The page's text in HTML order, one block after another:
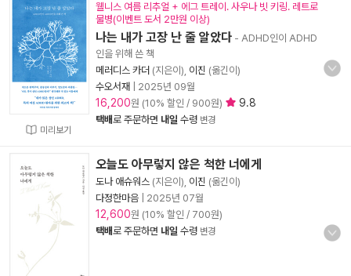
미리보기
웰니스 여름 리추얼 + 에그 트레이. 사우나 빗 키링. 레트로
물병(이벤트 도서 2만원 이상)
나는 내가 고장 난 줄 알았다 - ADHD인이 ADHD
인을 위해 쓴 책
메러디스 카더 (지은이), 이진 (옮긴이)
수오서재
2025년 09월
16,200원 (10% 할인 / 900원) 9.8
택배로 주문하면 내일 수령 변경
오늘도 아무렇지 않은 척한 너에게
도나 애슈워스 (지은이), 이진 (옮긴이)
다정한마음
2025년 07월
12,600원 (10% 할인 / 700원)
택배로 주문하면 내일 수령 변경